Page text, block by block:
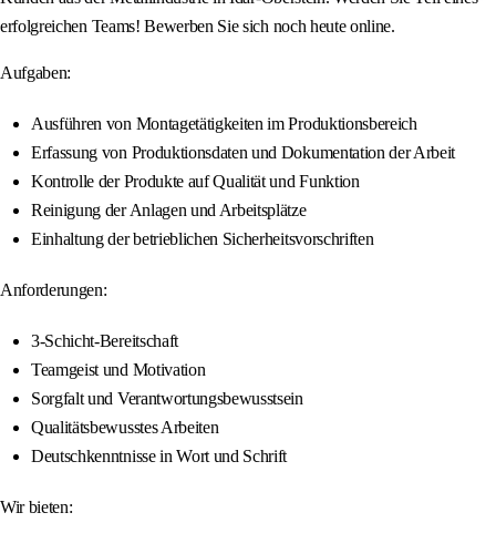
erfolgreichen Teams! Bewerben Sie sich noch heute online.
Aufgaben:
Ausführen von Montagetätigkeiten im Produktionsbereich
Erfassung von Produktionsdaten und Dokumentation der Arbeit
Kontrolle der Produkte auf Qualität und Funktion
Reinigung der Anlagen und Arbeitsplätze
Einhaltung der betrieblichen Sicherheitsvorschriften
Anforderungen:
3-Schicht-Bereitschaft
Teamgeist und Motivation
Sorgfalt und Verantwortungsbewusstsein
Qualitätsbewusstes Arbeiten
Deutschkenntnisse in Wort und Schrift
Wir bieten: